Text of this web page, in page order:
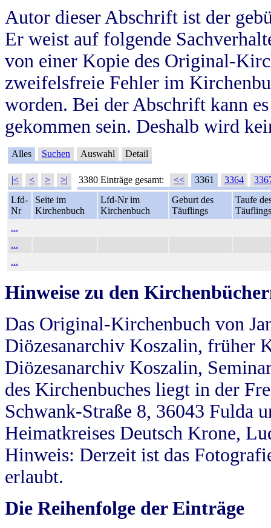
Autor dieser Abschrift ist der
Er weist auf folgende
von einer Kopie des Original-
zweifelsfreie Fehler im
worden. Bei der Abschrift kann
gekommen sein. Deshalb wird
Alles Suchen Auswahl Detail
|< < > >| 3380 Einträge gesamt: << 3361 3364
Lfd-
Nr
Seite im
Kirchenbuch
Lfd-Nr im
Kirchenbuch
Geburt des
Täuflings
Taufe
Täuflings
...
...
...
Hinweise zu den
Das Original-Kirchenbuch von
Diözesanarchiv Koszalin, früher
Diözesanarchiv Koszalin,
des Kirchenbuches liegt in der
Schwank-Straße 8, 36043 Fulda
Heimatkreises Deutsch Krone,
Hinweis: Derzeit ist das
erlaubt.
Die Reihenfolge der Einträge